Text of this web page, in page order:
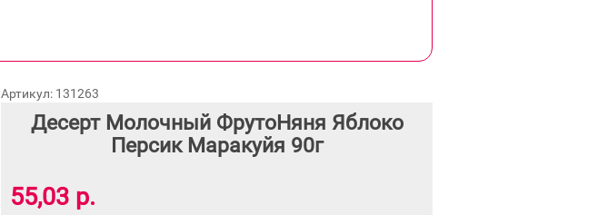
Артикул: 131263
Десерт Молочный ФрутоНяня Яблоко
Персик Маракуйя 90г
55,03 р.